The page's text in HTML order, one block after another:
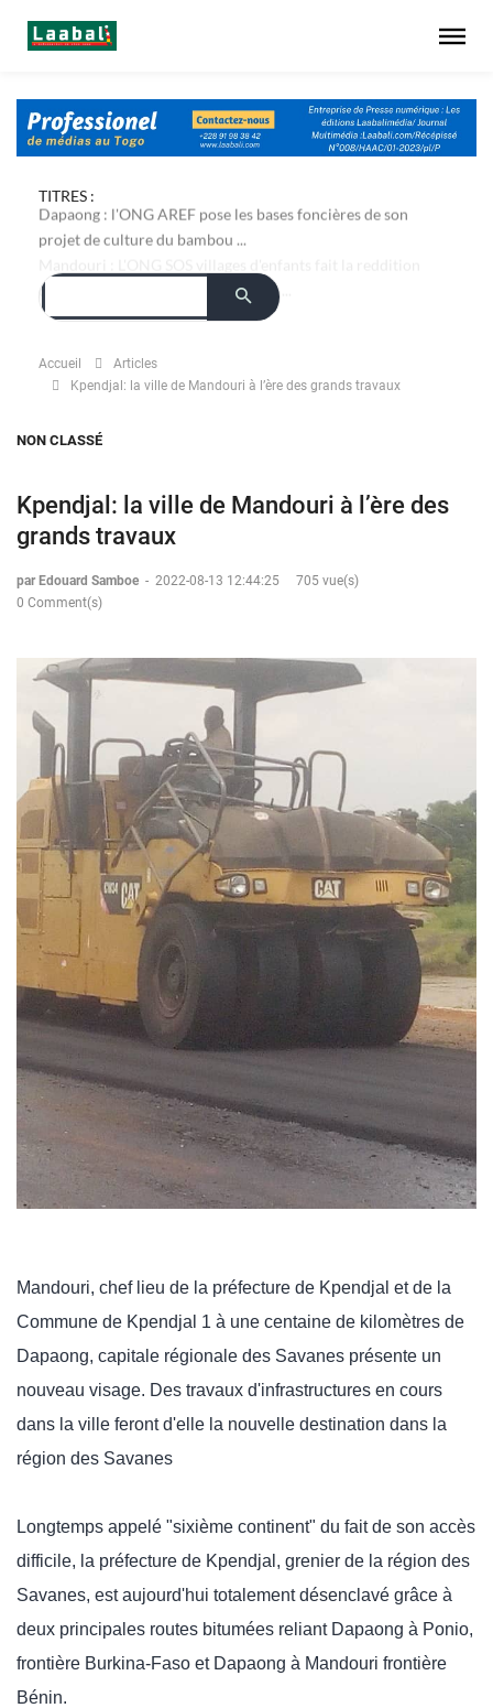
TITRES :
Dapaong : l'ONG AREF pose les bases foncières de son
projet de culture du bambou ...
Accueil
Articles
Kpendjal: la ville de Mandouri à l’ère des grands travaux
NON CLASSÉ
Kpendjal: la ville de Mandouri à l’ère des
grands travaux
par Edouard Samboe - 2022-08-13 12:44:25
705 vue(s)
0 Comment(s)
Mandouri, chef lieu de la préfecture de Kpendjal et de la
Commune de Kpendjal 1 à une centaine de kilomètres de
Dapaong, capitale régionale des Savanes présente un
nouveau visage. Des travaux d'infrastructures en cours
dans la ville feront d'elle la nouvelle destination dans la
région des Savanes
Longtemps appelé "sixième continent" du fait de son accès
difficile, la préfecture de Kpendjal, grenier de la région des
Savanes, est aujourd'hui totalement désenclavé grâce à
deux principales routes bitumées reliant Dapaong à Ponio,
frontière Burkina-Faso et Dapaong à Mandouri frontière
Bénin.